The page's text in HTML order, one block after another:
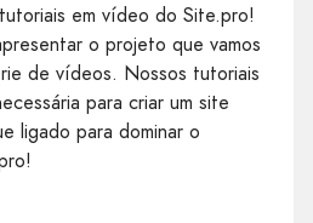
em vídeo do Site.pro!
o projeto que vamos
de vídeos. Nossos tutoriais
para criar um site
ligado para dominar o